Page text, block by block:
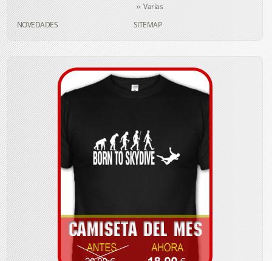
Varias
NOVEDADES
SITEMAP